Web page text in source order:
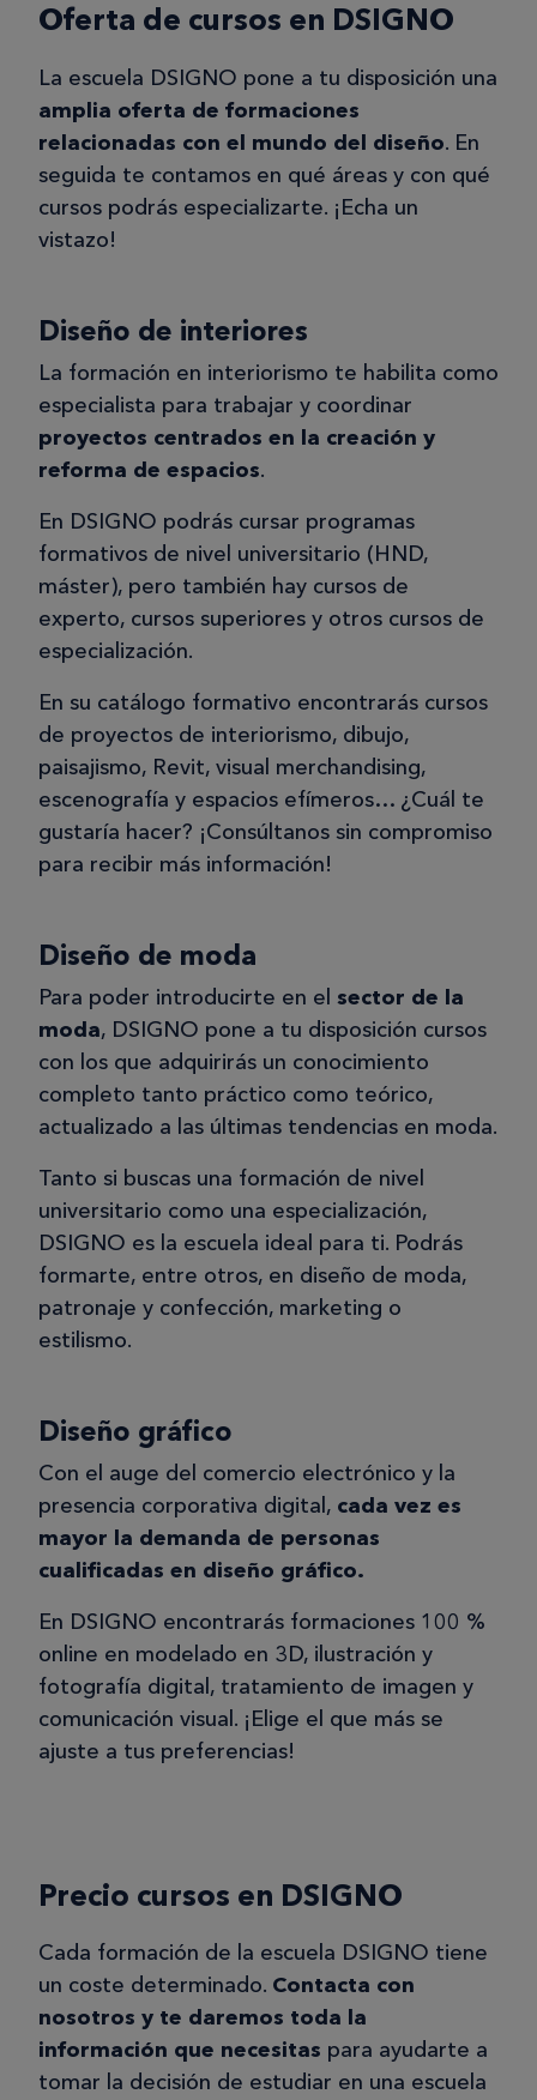
Oferta de cursos en DSIGNO
La escuela DSIGNO pone a tu disposición una
amplia oferta de formaciones
relacionadas con el mundo del diseño. En
seguida te contamos en qué áreas y con qué
cursos podrás especializarte. ¡Echa un
vistazo!
Diseño de interiores
La formación en interiorismo te habilita como
especialista para trabajar y coordinar
proyectos centrados en la creación y
reforma de espacios.
En DSIGNO podrás cursar programas
formativos de nivel universitario (HND,
máster), pero también hay cursos de
experto, cursos superiores y otros cursos de
especialización.
En su catálogo formativo encontrarás cursos
de proyectos de interiorismo, dibujo,
paisajismo, Revit, visual merchandising,
escenografía y espacios efímeros… ¿Cuál te
gustaría hacer? ¡Consúltanos sin compromiso
para recibir más información!
Diseño de moda
Para poder introducirte en el sector de la
moda, DSIGNO pone a tu disposición cursos
con los que adquirirás un conocimiento
completo tanto práctico como teórico,
actualizado a las últimas tendencias en moda.
Tanto si buscas una formación de nivel
universitario como una especialización,
DSIGNO es la escuela ideal para ti. Podrás
formarte, entre otros, en diseño de moda,
patronaje y confección, marketing o
estilismo.
Diseño gráfico
Con el auge del comercio electrónico y la
presencia corporativa digital, cada vez es
mayor la demanda de personas
cualificadas en diseño gráfico.
En DSIGNO encontrarás formaciones 100 %
online en modelado en 3D, ilustración y
fotografía digital, tratamiento de imagen y
comunicación visual. ¡Elige el que más se
ajuste a tus preferencias!
Precio cursos en DSIGNO
Cada formación de la escuela DSIGNO tiene
un coste determinado. Contacta con
nosotros y te daremos toda la
información que necesitas para ayudarte a
tomar la decisión de estudiar en una escuela